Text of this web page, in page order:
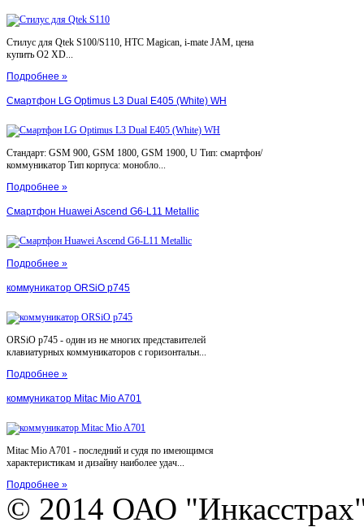
Стилус для Qtek S100/S110, HTC Magican, i-mate JAM, цена
купить O2 XD...
Подробнее »
Смартфон LG Optimus L3 Dual E405 (White) WH
Стандарт: GSM 900, GSM 1800, GSM 1900, U Тип: смартфон/
коммуникатор Тип корпуса: монобло...
Подробнее »
Смартфон Huawei Ascend G6-L11 Metallic
Подробнее »
коммуникатор ORSiO p745
ORSiO p745 - один из не многих представителей
клавиатурных коммуникаторов с горизонтальн...
Подробнее »
коммуникатор Mitac Mio A701
Mitac Mio A701 - последний и судя по имеющимся
характеристикам и дизайну наиболее удач...
Подробнее »
© 2014 ОАО